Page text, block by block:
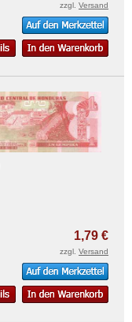
zzgl. Versand
1,79 €
zzgl. Versand